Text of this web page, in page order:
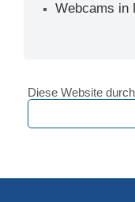
Webcams in
Diese Website